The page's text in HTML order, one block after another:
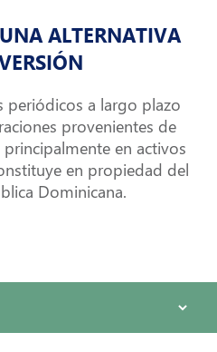
ALTERNATIVA
periódicos a largo plazo
provenientes de
en activos
en propiedad del
Dominicana.